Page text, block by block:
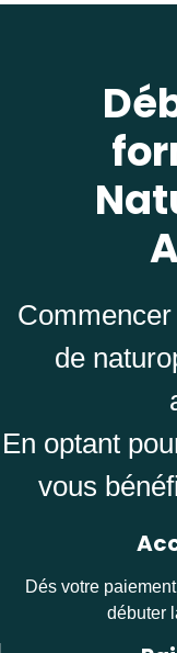
de
En optant
vous
Dés votre
débuter